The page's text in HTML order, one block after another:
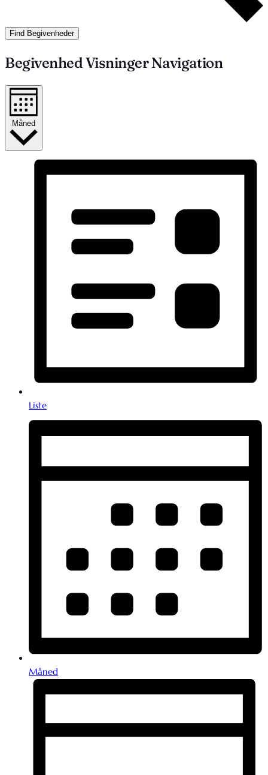
Find Begivenheder
Begivenhed Visninger Navigation
Måned
Liste
Måned